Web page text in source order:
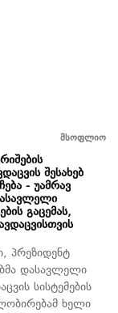
მსოფლიო
შესახებ
- უამრავ
გაცემას,
პრეზიდენტ
დასავლელი
სისტემების
ხელი